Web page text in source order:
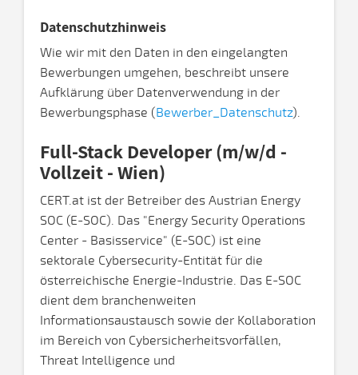
Datenschutzhinweis
Wie wir mit den Daten in den eingelangten
Bewerbungen umgehen, beschreibt unsere
Aufklärung über Datenverwendung in der
Bewerbungsphase (Bewerber_Datenschutz).
Full-Stack Developer (m/w/d -
Vollzeit - Wien)
CERT.at ist der Betreiber des Austrian Energy
SOC (E-SOC). Das "Energy Security Operations
Center - Basisservice" (E-SOC) ist eine
sektorale Cybersecurity-Entität für die
österreichische Energie-Industrie. Das E-SOC
dient dem branchenweiten
Informationsaustausch sowie der Kollaboration
im Bereich von Cybersicherheitsvorfällen,
Threat Intelligence und